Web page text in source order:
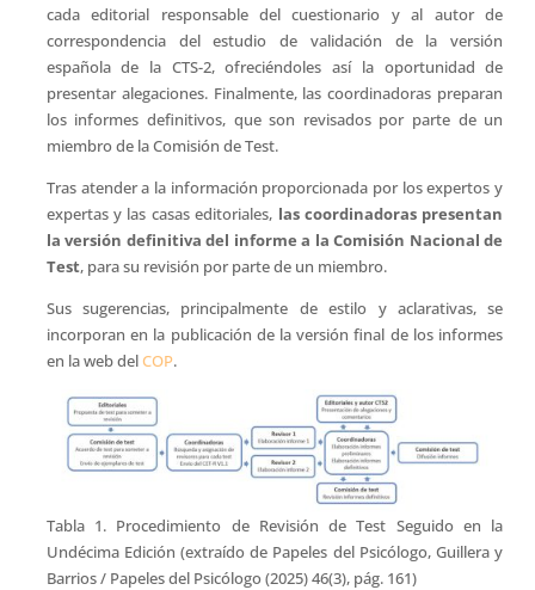
cada editorial responsable del cuestionario y al autor de
correspondencia del estudio de validación de la versión
española de la CTS-2, ofreciéndoles así la oportunidad de
presentar alegaciones. Finalmente, las coordinadoras preparan
los informes definitivos, que son revisados por parte de un
miembro de la Comisión de Test.
Tras atender a la información proporcionada por los expertos y
expertas y las casas editoriales, las coordinadoras presentan
la versión definitiva del informe a la Comisión Nacional de
Test, para su revisión por parte de un miembro.
Sus sugerencias, principalmente de estilo y aclarativas, se
incorporan en la publicación de la versión final de los informes
en la web delCOP.
Tabla 1. Procedimiento de Revisión de Test Seguido en la
Undécima Edición (extraído de Papeles del Psicólogo, Guillera y
Barrios / Papeles del Psicólogo (2025) 46(3), pág. 161)